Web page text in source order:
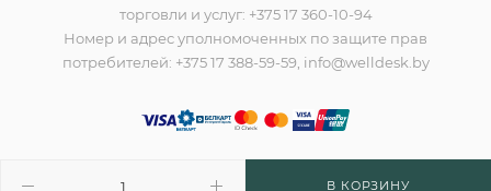
В КОРЗИНУ
торговли и услуг: +375 17 360-10-94
Номер и адрес уполномоченных по защите прав
потребителей: +375 17 388-59-59, info@welldesk.by
Разработано в